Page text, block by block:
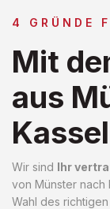
4 GRÜNDE
Mit
aus
Kassel
Wir sind Ihr
von Münster nach
Wahl des